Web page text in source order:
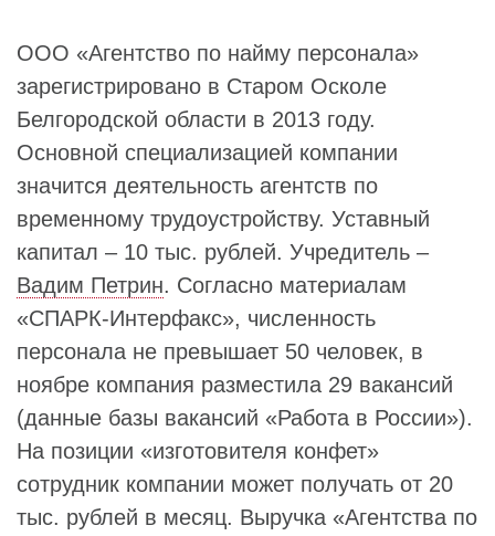
ООО «Агентство по найму персонала»
зарегистрировано в Старом Осколе
Белгородской области в 2013 году.
Основной специализацией компании
значится деятельность агентств по
временному трудоустройству. Уставный
капитал – 10 тыс. рублей. Учредитель –
Вадим Петрин. Согласно материалам
«СПАРК-Интерфакс», численность
персонала не превышает 50 человек, в
ноябре компания разместила 29 вакансий
(данные базы вакансий «Работа в России»).
На позиции «изготовителя конфет»
сотрудник компании может получать от 20
тыс. рублей в месяц. Выручка «Агентства по